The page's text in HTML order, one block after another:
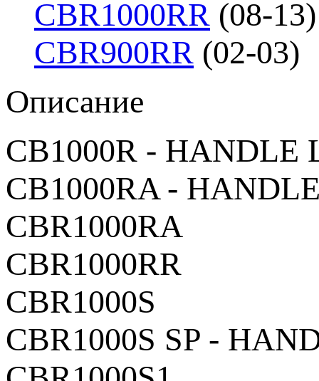
CBR1000RR (08-13)
CBR900RR (02-03)
Описание
CB1000R - HANDLE
CB1000RA -
CBR1000RA
CBR1000RR
CBR1000S
CBR1000S SP -